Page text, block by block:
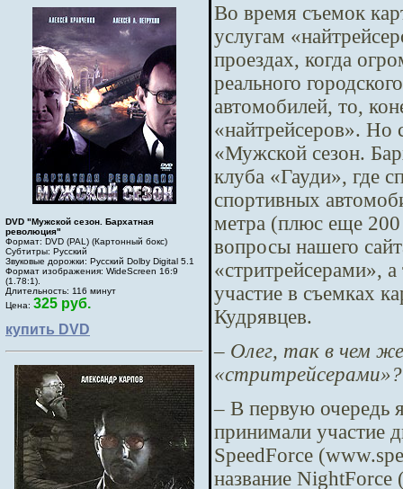
DVD "Мужской сезон. Бархатная
революция"
Формат: DVD (PAL) (Картонный бокс)
Субтитры: Русский
Звуковые дорожки: Русский Dolby Digital 5.1
Формат изображения: WideScreen 16:9
(1.78:1).
Длительность: 116 минут
Цена: 325 руб.
купить DVD
Во время съемок
услугам
проездах, когда
реального
автомобилей, то,
«найтрейсеров». Но
«Мужской сезон.
клуба «Гауди», где
спортивных
метра (плюс еще
вопросы нашего
«стритрейсерами»,
участие в съемках
Кудрявцев.
– Олег, так в чем
«стритрейсерами»?
– В первую очередь
принимали участие
SpeedForce
название